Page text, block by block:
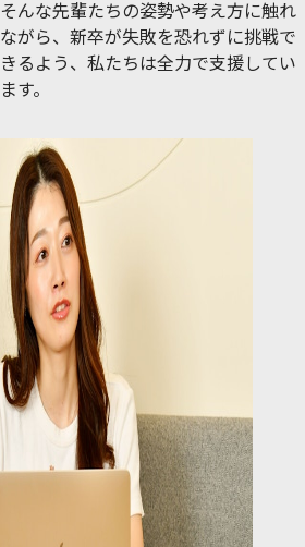
そんな先輩たちの姿勢や考え方に触れ
ながら、新卒が失敗を恐れずに挑戦で
きるよう、私たちは全力で支援してい
ます。